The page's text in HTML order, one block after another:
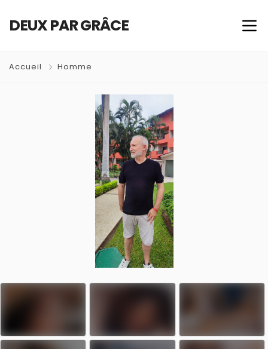
DEUX PAR GRÂCE
Accueil Homme